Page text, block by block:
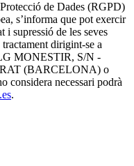
de Dades (RGPD)
s’informa que pot exercir
i supressió de les seves
dirigint-se a
MONESTIR, S/N -
(BARCELONA) o
considera necessari podrà
.